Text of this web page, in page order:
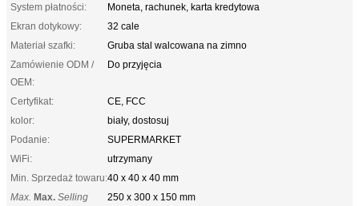
System płatności:
Moneta, rachunek, karta kredytowa
Ekran dotykowy:
32 cale
Materiał szafki:
Gruba stal walcowana na zimno
Zamówienie ODM /
OEM:
Do przyjęcia
Certyfikat:
CE, FCC
kolor:
biały, dostosuj
Podanie:
SUPERMARKET
WiFi:
utrzymany
Min. Sprzedaż towaru:40 x 40 x 40 mm
Max. Max. Selling
250 x 300 x 150 mm